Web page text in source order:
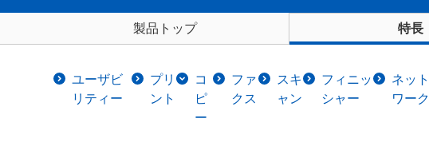
製品トップ 特長
ユーザビ
リティー
プリ
ント
コ
ピ
ー
ファ
クス
スキ
ャン
フィニッ
シャー
ネット
ワーク